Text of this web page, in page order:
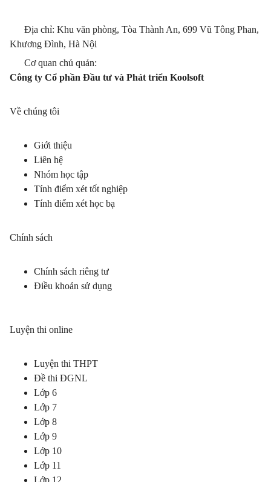
Địa chỉ: Khu văn phòng, Tòa Thành An, 699 Vũ Tông Phan,
Khương Đình, Hà Nội
Cơ quan chủ quản:
Công ty Cổ phần Đầu tư và Phát triển Koolsoft
Về chúng tôi
Giới thiệu
Liên hệ
Nhóm học tập
Tính điểm xét tốt nghiệp
Tính điểm xét học bạ
Chính sách
Chính sách riêng tư
Điều khoản sử dụng
Luyện thi online
Luyện thi THPT
Đề thi ĐGNL
Lớp 6
Lớp 7
Lớp 8
Lớp 9
Lớp 10
Lớp 11